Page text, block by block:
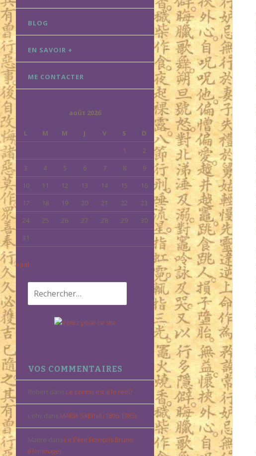
BLOG
EN SAVOIR +
ME CONTACTER
août 2026
L M M J V S
D
1
2
3
4 5 6 7 8
9
10
11 12 13 14 15
16
17
18 19 20 21 22
23
24
25 26 27 28 29
30
31
« Juil
Rechercher :
VOS COMMENTAIRES
Robert dans Le connu est-il le réel?
Lehy dans MARIA SABINA (1896-1985)
Maitre dans Le Père François Brune
(Hommage)